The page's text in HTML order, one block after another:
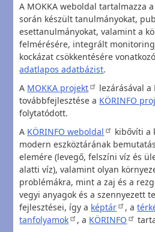
A MOKKA weboldal tartalmazza a
során készült tanulmányokat,
esettanulmányokat, valamint a
felmérésére, integrált
kockázat csökkentésére
adatlapos adatbázist.
A MOKKA projekt
lezárásával a
továbbfejlesztése a KÖRINFO
folytatódott.
A KÖRINFO weboldal
kibővíti a
modern eszköztárának
elemére (levegő, felszíni víz és
alatti víz), valamint olyan
problémákra, mint a zaj és a
vegyi anyagok és a szennyezett
fejlesztései, így a képtár , a
tanfolyamok
, a KÖRINFO